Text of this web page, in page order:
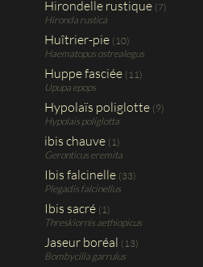
Hirondelle rustique (7)
Hironda rustica
Huîtrier-pie (10)
Haematopus ostrealegus
Huppe fasciée (11)
Upupa epops
Hypolaïs poliglotte (9)
Hypolais poliglotta
ibis chauve (1)
Geronticus eremita
Ibis falcinelle (33)
Plegadis falcinellus
Ibis sacré (1)
Threskiornis aethiopicus
Jaseur boréal (13)
Bombycilla garrulus